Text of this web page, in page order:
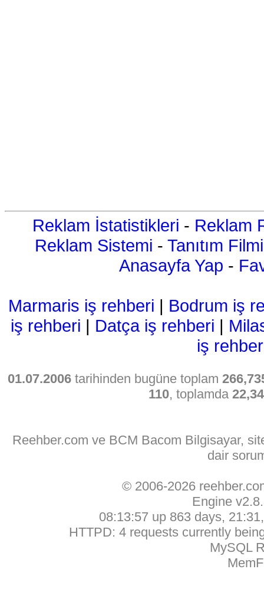
Reklam İstatistikleri - Reklam
Reklam Sistemi - Tanıtım Filmi
Anasayfa Yap -
Marmaris iş rehberi | Bodrum iş
iş rehberi | Datça iş rehberi |
iş
01.07.2006tarihinden bugüne toplam
110, toplamda
Reehber.com ve BCM Bacom Bilgisayar,
dair
© 2006-2026
Engine
08:13:57 up 863 days,
HTTPD: 4 requests currently
MySQL